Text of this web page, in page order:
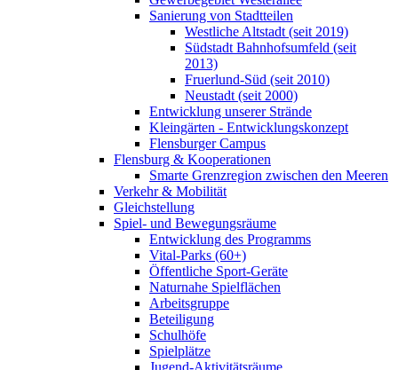
Sanierung von Stadtteilen
Westliche Altstadt (seit 2019)
Südstadt Bahnhofsumfeld (seit
2013)
Fruerlund-Süd (seit 2010)
Neustadt (seit 2000)
Entwicklung unserer Strände
Kleingärten - Entwicklungskonzept
Flensburger Campus
Flensburg & Kooperationen
Smarte Grenzregion zwischen den Meeren
Verkehr & Mobilität
Gleichstellung
Spiel- und Bewegungsräume
Entwicklung des Programms
Vital-Parks (60+)
Öffentliche Sport-Geräte
Naturnahe Spielflächen
Arbeitsgruppe
Beteiligung
Schulhöfe
Spielplätze
Jugend-Aktivitätsräume